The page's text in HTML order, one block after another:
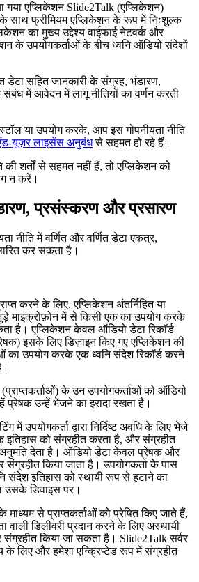
गया एप्लिकेशन Slide2Talk (एप्लिकेशन)
साथ फ्रीमियम एप्लिकेशन के रूप में निःशुल्क
का मुख्य उद्देश्य वाईफाई नेटवर्क और
के उपयोगकर्ताओं के बीच ध्वनि ऑडियो संदेशों
डेटा सहित जानकारी के संग्रह, भंडारण,
में आवेदन में लागू नीतियों का वर्णन करती
या उपयोग करके, आप इस गोपनीयता नीति
यूज़र लाइसेंस अनुबंधसे सहमत हो रहे हैं।
की शर्तों से सहमत नहीं हैं, तो एप्लिकेशन को
न करें।
प्रसंस्करण और प्रसारण
नीति में वर्णित और वर्णित डेटा एकत्र,
कर सकता है।
करने के लिए, एप्लिकेशन अंतर्निहित या
माइक्रोफ़ोन में से किसी एक का उपयोग करके
है। एप्लिकेशन केवल ऑडियो डेटा रिकॉर्ड
इसके लिए डिज़ाइन किए गए एप्लिकेशन की
का उपयोग करके एक ध्वनि संदेश रिकॉर्ड करने
के उन उपयोगकर्ताओं को ऑडियो
प्रेषक उन्हें भेजने का इरादा रखता है।
में उपयोगकर्ता द्वारा निर्दिष्ट अवधि के लिए भेजे
इतिहास को संग्रहीत करता है, और संग्रहीत
देता है। ऑडियो डेटा केवल प्रेषक और
संग्रहीत किया जाता है। उपयोगकर्ता के पास
संदेश इतिहास को स्थायी रूप से हटाने का
डिवाइस पर।
से प्राप्तकर्ताओं को प्रेषित किए जाते हैं,
वाली डिलीवरी प्रदान करने के लिए अस्थायी
किया जा सकता है। Slide2Talk सर्वर
लिए और हमेशा एन्क्रिप्टेड रूप में संग्रहीत